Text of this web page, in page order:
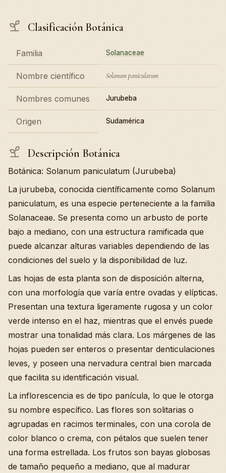
Clasificación Botánica
Familia Solanaceae
Nombre científico Solanum paniculatum
Nombres comunes Jurubeba
Origen Sudamérica
Descripción Botánica
Botánica: Solanum paniculatum (Jurubeba)
La jurubeba, conocida científicamente como Solanum
paniculatum, es una especie perteneciente a la familia
Solanaceae. Se presenta como un arbusto de porte
bajo a mediano, con una estructura ramificada que
puede alcanzar alturas variables dependiendo de las
condiciones del suelo y la disponibilidad de luz.
Las hojas de esta planta son de disposición alterna,
con una morfología que varía entre ovadas y elípticas.
Presentan una textura ligeramente rugosa y un color
verde intenso en el haz, mientras que el envés puede
mostrar una tonalidad más clara. Los márgenes de las
hojas pueden ser enteros o presentar denticulaciones
leves, y poseen una nervadura central bien marcada
que facilita su identificación visual.
La inflorescencia es de tipo panícula, lo que le otorga
su nombre específico. Las flores son solitarias o
agrupadas en racimos terminales, con una corola de
color blanco o crema, con pétalos que suelen tener
una forma estrellada. Los frutos son bayas globosas
de tamaño pequeño a mediano, que al madurar